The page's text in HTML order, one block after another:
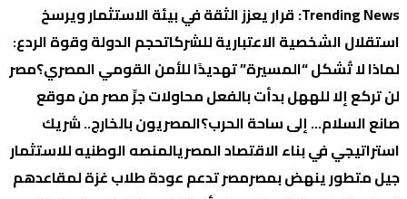
Trending News: قرار يعزز الثقة في بيئة الاستثمار ويرسخ
استقلال الشخصية الاعتبارية للشركاتحجم الدولة وقوة الردع:
لماذا لا تُشكل “المسيرة” تهديدًا للأمن القومي المصري؟‏مصر
لن تركع إلا للههل بدأت بالفعل محاولات جرِّ مصر من موقع
صانع السلام… إلى ساحة الحرب؟المصريون بالخارج.. شريك
استراتيجي في بناء الاقتصاد المصريالمنصه الوطنيه للاستثمار
جيل متطور ينهض بمصرمصر تدعم عودة طلاب غزة لمقاعدهم